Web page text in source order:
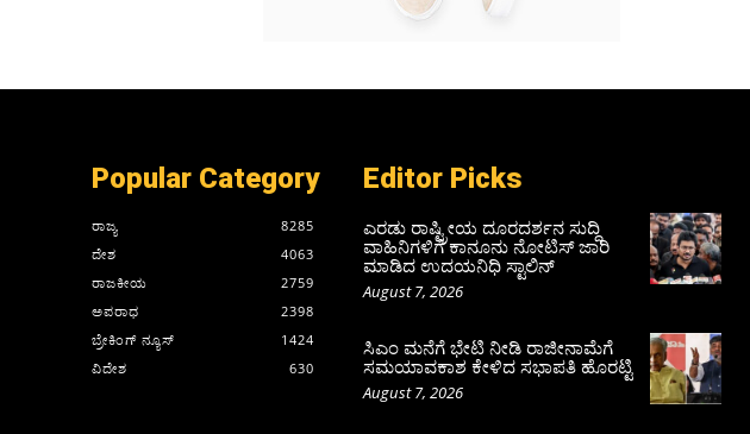
Popular Category
ರಾಜ್ಯ
8285
ದೇಶ
4063
ರಾಜಕೀಯ
2759
ಅಪರಾಧ
2398
ಬ್ರೇಕಿಂಗ್ ನ್ಯೂಸ್
1424
ವಿದೇಶ
630
Editor Picks
ಎರಡು ರಾಷ್ಟ್ರೀಯ ದೂರದರ್ಶನ ಸುದ್ದಿ
ವಾಹಿನಿಗಳಿಗೆ ಕಾನೂನು ನೋಟಿಸ್ ಜಾರಿ
ಮಾಡಿದ ಉದಯನಿಧಿ ಸ್ಟಾಲಿನ್
August 7, 2026
ಸಿಎಂ ಮನೆಗೆ ಭೇಟಿ ನೀಡಿ ರಾಜೀನಾಮೆಗೆ
ಸಮಯಾವಕಾಶ ಕೇಳಿದ ಸಭಾಪತಿ ಹೊರಟ್ಟಿ
August 7, 2026